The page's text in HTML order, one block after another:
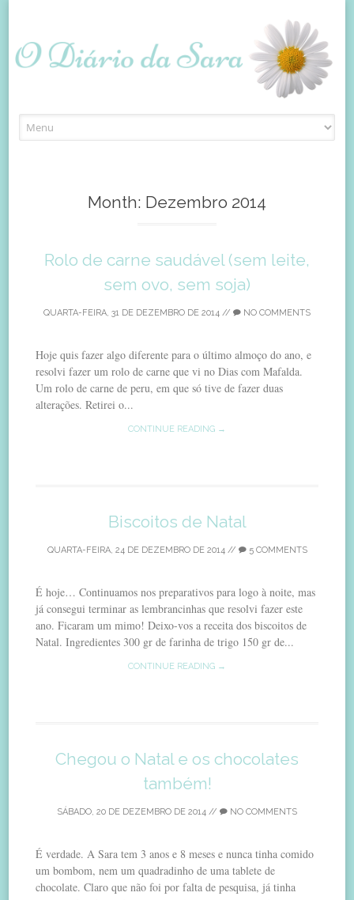
to
Month: Dezembro 2014
Rolo de carne saudável (sem leite,
sem ovo, sem soja)
QUARTA-FEIRA, 31 DE DEZEMBRO DE 2014 // NO COMMENTS
Hoje quis fazer algo diferente para o último almoço do ano, e
resolvi fazer um rolo de carne que vi no Dias com Mafalda.
Um rolo de carne de peru, em que só tive de fazer duas
alterações. Retirei o...
CONTINUE READING →
Biscoitos de Natal
QUARTA-FEIRA, 24 DE DEZEMBRO DE 2014// 5 COMMENTS
É hoje… Continuamos nos preparativos para logo à noite, mas
já consegui terminar as lembrancinhas que resolvi fazer este
ano. Ficaram um mimo! Deixo-vos a receita dos biscoitos de
Natal. Ingredientes 300 gr de farinha de trigo 150 gr de...
CONTINUE READING →
Chegou o Natal e os chocolates
também!
SÁBADO, 20 DE DEZEMBRO DE 2014 // NO COMMENTS
É verdade. A Sara tem 3 anos e 8 meses e nunca tinha comido
um bombom, nem um quadradinho de uma tablete de
chocolate. Claro que não foi por falta de pesquisa, já tinha